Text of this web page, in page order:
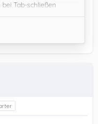
Tab-schließen
wo sie nicht hin